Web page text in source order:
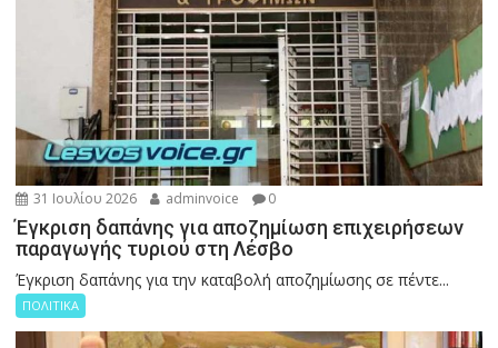
31 Ιουλίου 2026 adminvoice 0
Έγκριση δαπάνης για αποζημίωση επιχειρήσεων
παραγωγής τυριού στη Λέσβο
Έγκριση δαπάνης για την καταβολή αποζημίωσης σε πέντε...
ΠΟΛΙΤΙΚΑ